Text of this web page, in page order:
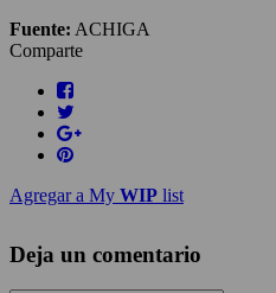
Fuente: ACHIGA
Comparte
Agregar a My WIP list
Deja un comentario